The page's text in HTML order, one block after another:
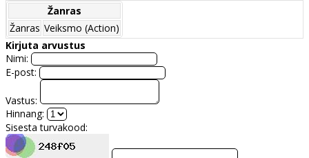
Žanras
Žanras Veiksmo (Action)
Kirjuta arvustus
Nimi:
E-post:
Vastus:
Hinnang:
Sisesta turvakood: